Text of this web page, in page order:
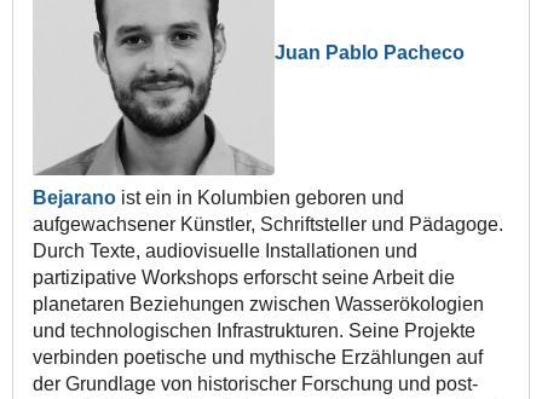
Juan Pablo Pacheco
Bejaranoist ein in Kolumbien geboren und
aufgewachsener Künstler, Schriftsteller und Pädagoge.
Durch Texte, audiovisuelle Installationen und
partizipative Workshops erforscht seine Arbeit die
planetaren Beziehungen zwischen Wasserökologien
und technologischen Infrastrukturen. Seine Projekte
verbinden poetische und mythische Erzählungen auf
der Grundlage von historischer Forschung und post-